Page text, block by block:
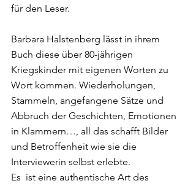
für den Leser.
Barbara Halstenberg lässt in ihrem
Buch diese über 80-jährigen
Kriegskinder mit eigenen Worten zu
Wort kommen. Wiederholungen,
Stammeln, angefangene Sätze und
Abbruch der Geschichten, Emotionen
in Klammern…, all das schafft Bilder
und Betroffenheit wie sie die
Interviewerin selbst erlebte.
Es  ist eine authentische Art des